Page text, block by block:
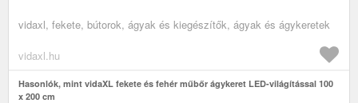
vidaxl, fekete, bútorok, ágyak és kiegészítők, ágyak és ágykeretek
vidaxl.hu
Hasonlók, mint vidaXL fekete és fehér műbőr ágykeret LED-világítással 100
x 200 cm